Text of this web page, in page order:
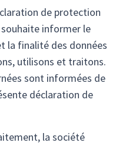
de protection
informer le
la finalité des données
utilisons et traitons.
sont informées de
déclaration de
la société